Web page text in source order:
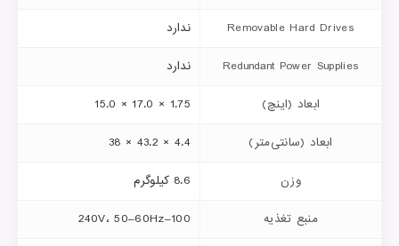
Removable Hard Drives ندارد
Redundant Power Supplies ندارد
ابعاد (اینچ) 1.75 × 17.0 × 15.0
ابعاد (سانتی‌متر) 4.4 × 43.2 × 38
وزن 8.6 کیلوگرم
منبع تغذیه 100–240V، 50–60Hz